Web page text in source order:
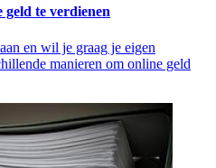
geld te verdienen
en wil je graag je eigen
manieren om online geld